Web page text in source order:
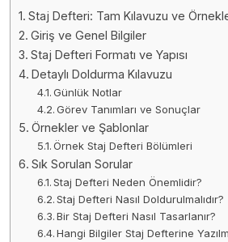
Staj Defteri: Tam Kılavuzu ve
Giriş ve Genel Bilgiler
Staj Defteri Formatı ve Yapısı
Detaylı Doldurma Kılavuzu
Günlük Notlar
Görev Tanımları ve Sonuçlar
Örnekler ve Şablonlar
Örnek Staj Defteri Bölümleri
Sık Sorulan Sorular
Staj Defteri Neden Önemlidir?
Staj Defteri Nasıl Doldurulmalıdır?
Bir Staj Defteri Nasıl Tasarlanır?
Hangi Bilgiler Staj Defterine